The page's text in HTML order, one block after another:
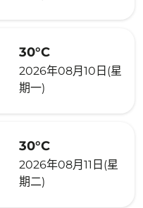
30°C
2026年08月10日(星
期一)
30°C
2026年08月11日(星
期二)